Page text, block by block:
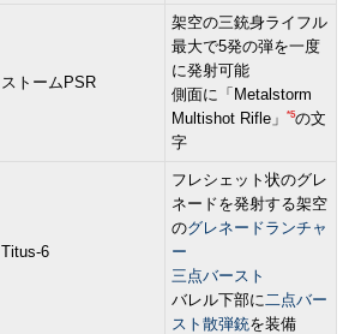
ストームPSR
架空の三銃身ライフル
最大で5発の弾を一度
に発射可能
側面に「Metalstorm
Multishot Rifle」
*5の文
字
Titus-6
フレシェット状のグレ
ネードを発射する架空
のグレネードランチャ
ー
三点バースト
バレル下部に二点バー
スト 散弾銃を装備